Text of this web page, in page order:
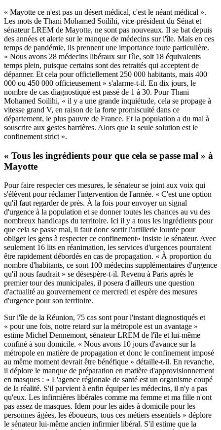
« Mayotte ce n'est pas un désert médical, c'est le néant médical ».
Les mots de Thani Mohamed Soilihi, vice-président du Sénat et
sénateur LREM de Mayotte, ne sont pas nouveaux. Il se bat depuis
des années et alerte sur le manque de médecins sur l'île. Mais en ces
temps de pandémie, ils prennent une importance toute particulière.
« Nous avons 28 médecins libéraux sur l'île, soit 18 équivalents
temps plein, puisque certains sont des retraités qui acceptent de
dépanner. Et cela pour officiellement 250 000 habitants, mais 400
000 ou 450 000 officieusement » s'alarme-t-il. En dix jours, le
nombre de cas diagnostiqué est passé de 1 à 30. Pour Thani
Mohamed Soilihi, « il y a une grande inquiétude, cela se propage à
vitesse grand V, en raison de la forte promiscuité dans ce
département, le plus pauvre de France. Et la population a du mal à
souscrire aux gestes barrières. Alors que la seule solution est le
confinement strict ».
« Tous les ingrédients pour que cela se passe mal » à
Mayotte
Pour faire respecter ces mesures, le sénateur se joint aux voix qui
s'élèvent pour réclamer l'intervention de l'armée. « C'est une option
qu'il faut regarder de près. À la fois pour envoyer un signal
d'urgence à la population et se donner toutes les chances au vu des
nombreux handicaps du territoire. Ici il y a tous les ingrédients pour
que cela se passe mal, il faut donc sortir l'artillerie lourde pour
obliger les gens à respecter ce confinement» insiste le sénateur. Avec
seulement 16 lits en réanimation, les services d'urgences pourraient
être rapidement débordés en cas de propagation. « À proportion du
nombre d'habitants, ce sont 100 médecins supplémentaires d'urgence
qu'il nous faudrait » se désespère-t-il. Revenu à Paris après le
premier tour des municipales, il posera d'ailleurs une question
d'actualité au gouvernement ce mercredi et espère des mesures
d'urgence pour son territoire.
Sur l'île de la Réunion, 75 cas sont pour l'instant diagnostiqués et
« pour une fois, notre retard sur la métropole est un avantage »
estime Michel Dennemont, sénateur LREM de l'île et lui-même
confiné à son domicile. « Nous avons 10 jours d'avance sur la
métropole en matière de propagation et donc le confinement imposé
au même moment devrait être bénéfique » détaille-t-il. En revanche,
il déplore le manque de préparation en matière d'approvisionnement
en masques : « L'agence régionale de santé est un organisme coupé
de la réalité. S'il parvient à enfin équiper les médecins, il n'y a pas
qu'eux. Les infirmières libérales comme ma femme et ma fille n'ont
pas assez de masques. Idem pour les aides à domicile pour les
personnes âgées, les éboueurs, tous ces métiers essentiels » déplore
le sénateur lui-même ancien infirmier libéral. S'il estime que la